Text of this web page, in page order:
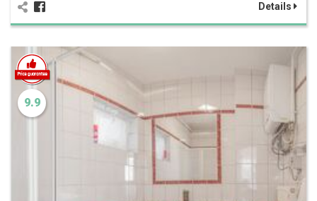
Details
9.9